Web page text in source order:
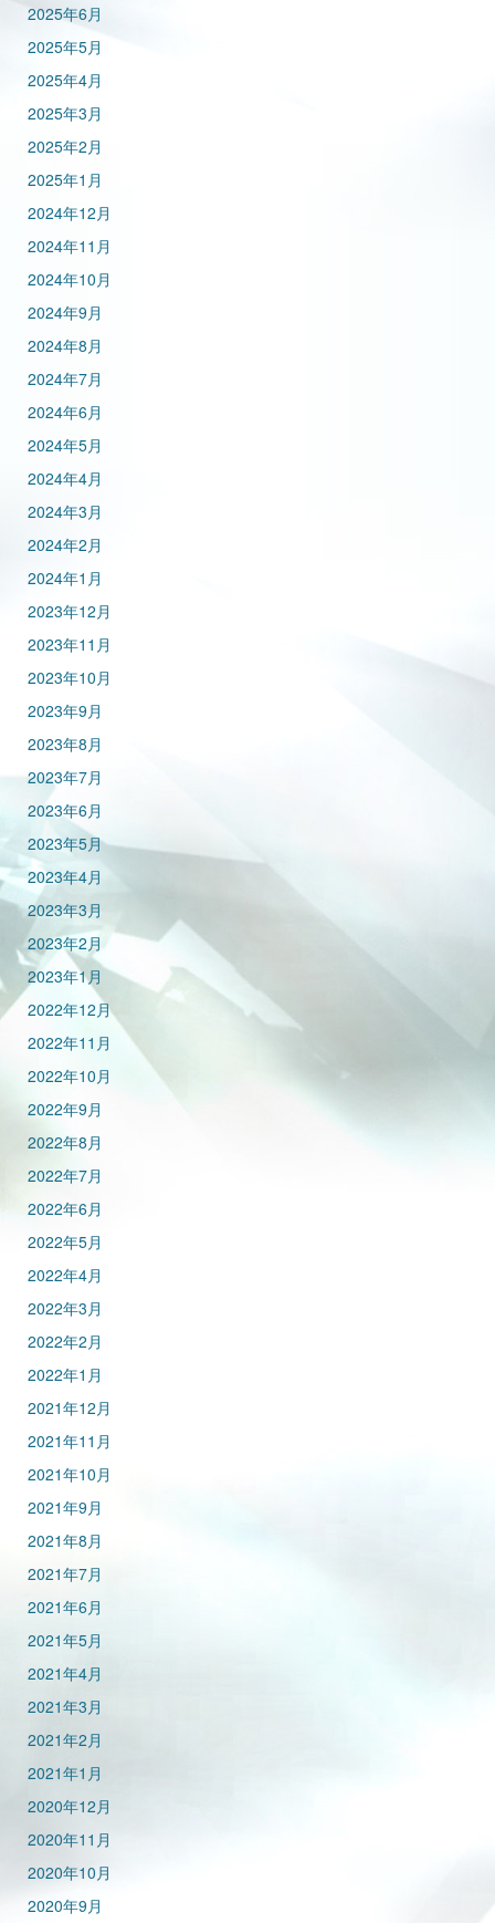
2025年6月
2025年5月
2025年4月
2025年3月
2025年2月
2025年1月
2024年12月
2024年11月
2024年10月
2024年9月
2024年8月
2024年7月
2024年6月
2024年5月
2024年4月
2024年3月
2024年2月
2024年1月
2023年12月
2023年11月
2023年10月
2023年9月
2023年8月
2023年7月
2023年6月
2023年5月
2023年4月
2023年3月
2023年2月
2023年1月
2022年12月
2022年11月
2022年10月
2022年9月
2022年8月
2022年7月
2022年6月
2022年5月
2022年4月
2022年3月
2022年2月
2022年1月
2021年12月
2021年11月
2021年10月
2021年9月
2021年8月
2021年7月
2021年6月
2021年5月
2021年4月
2021年3月
2021年2月
2021年1月
2020年12月
2020年11月
2020年10月
2020年9月